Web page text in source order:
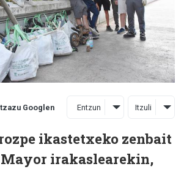
Googlen Entzun Itzuli
ikastetxeko zenbait
irakaslearekin,